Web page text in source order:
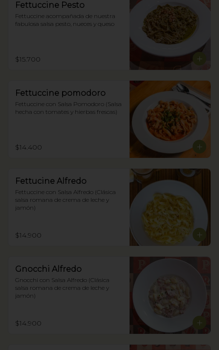
Fettuccine Pesto
Fettuccine acompañada de nuestra
fabulosa salsa pesto, nueces y queso
$15.700
Fettuccine pomodoro
Fettuccine con Salsa Pomodoro (Salsa
hecha con tomates y hierbas frescas)
$14.400
Fettucine Alfredo
Fettuccine con Salsa Alfredo (Clásica
salsa romana de crema de leche y
jamón)
$14.900
Gnocchi Alfredo
Gnocchi con Salsa Alfredo (Clásica
salsa romana de crema de leche y
jamón)
$14.900